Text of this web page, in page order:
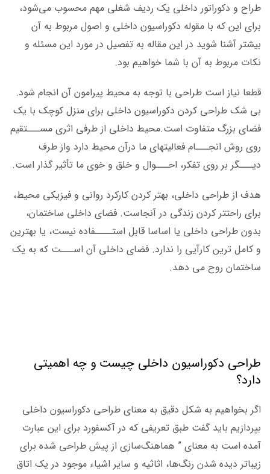
طراح و دکوراتور داخلی یک ردیف شغلی مهم محسوب می‌شود،
برای این که با مقوله دکوراسیون داخلی و اصول مربوط به آن
بیشتر آشنا شوید در این مقاله به تفصیل در مورد این مسئله و
نکات مربوط به آن با شما خواهیم بود.
قطعا نیاز است طراحی با توجه به محیط پیرامون آن انجام شود.
بی شک طراحی کردن دکوراسیون داخلی برای منزل کوچک با یک
فضای بزرگ متفاوت است.محیط داخلی از طرفی اثری مســـتقیم
روی روش انجـــام فعالیت­های ما درآن محیط دارد واز طرف
دیـــگر بر روی تفکر، احـــوال و خلق و خوی ما تأثیر گذار است.
هدف از طراحی داخلی، بهتر کردن کارکرد روانی و فیزیکی محیط،
برای راحت­تر کردن زندگی در آنجاست. فضای داخلی ساختمان،
بدون طراحی داخلی یا اساسا قابل استــــفاده نیست، یا بهترین
و کامل ترین کارآیی را ندارد. فضای داخلی آن اســـت که به یک
ساختمان روح می دهد.
طراحی دکوراسیون داخلی چیست و چه اهمیتی
دارد؟
اگر بخواهیم به شکل دقیق به معنای طراحی دکوراسیون داخلی
بپردازیم باید گفت طبق تعریفی که در آکسفورد برای این عبارت
آمده است به معنای ” هماهنگ‌سازی از پیش طراحی شده برای
زیباتر دیده شدن رنگ‌ها، اثاثیه و سایر اشیاء موجود در یک اتاق